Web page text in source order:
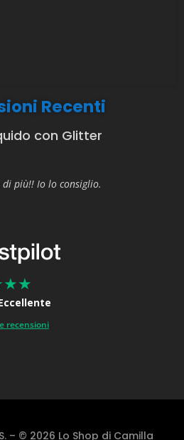
Recenti
con Glitter
più!! Io lo consiglio.
★★
recensioni
– © 2026 Lo Shop di Camilla